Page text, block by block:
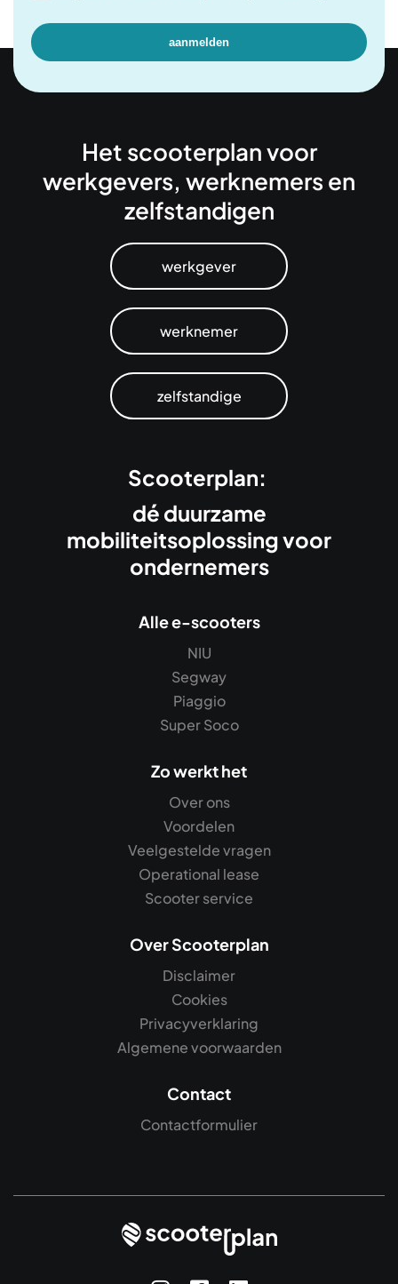
Het scooterplan voor
werkgevers, werknemers en
zelfstandigen
werkgever
werknemer
zelfstandige
Scooterplan:
dé duurzame
mobiliteitsoplossing voor
ondernemers
Alle e-scooters
NIU
Segway
Piaggio
Super Soco
Zo werkt het
Over ons
Voordelen
Veelgestelde vragen
Operational lease
Scooter service
Over Scooterplan
Disclaimer
Cookies
Privacyverklaring
Algemene voorwaarden
Contact
Contactformulier